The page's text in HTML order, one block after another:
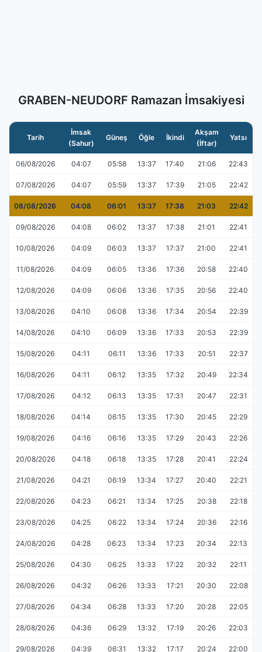
GRABEN-NEUDORF Ramazan İmsakiyesi
Tarih
İmsak
(Sahur)
Güneş Öğle İkindi
Akşam
(İftar)
Yatsı
06/08/2026 04:07 05:58 13:37 17:40 21:06 22:43
07/08/2026 04:07 05:59 13:37 17:39 21:05 22:42
08/08/2026 04:08 06:01 13:37 17:38 21:03 22:42
09/08/2026 04:08 06:02 13:37 17:38 21:01 22:41
10/08/2026 04:09 06:03 13:37 17:37 21:00 22:41
11/08/2026 04:09 06:05 13:36 17:36 20:58 22:40
12/08/2026 04:09 06:06 13:36 17:35 20:56 22:40
13/08/2026 04:10 06:08 13:36 17:34 20:54 22:39
14/08/2026 04:10 06:09 13:36 17:33 20:53 22:39
15/08/2026 04:11 06:11 13:36 17:33 20:51 22:37
16/08/2026 04:11 06:12 13:35 17:32 20:49 22:34
17/08/2026 04:12 06:13 13:35 17:31 20:47 22:31
18/08/2026 04:14 06:15 13:35 17:30 20:45 22:29
19/08/2026 04:16 06:16 13:35 17:29 20:43 22:26
20/08/2026 04:18 06:18 13:35 17:28 20:41 22:24
21/08/2026 04:21 06:19 13:34 17:27 20:40 22:21
22/08/2026 04:23 06:21 13:34 17:25 20:38 22:18
23/08/2026 04:25 06:22 13:34 17:24 20:36 22:16
24/08/2026 04:28 06:23 13:34 17:23 20:34 22:13
25/08/2026 04:30 06:25 13:33 17:22 20:32 22:11
26/08/2026 04:32 06:26 13:33 17:21 20:30 22:08
27/08/2026 04:34 06:28 13:33 17:20 20:28 22:05
28/08/2026 04:36 06:29 13:32 17:19 20:26 22:03
29/08/2026 04:39 06:31 13:32 17:17 20:24 22:00